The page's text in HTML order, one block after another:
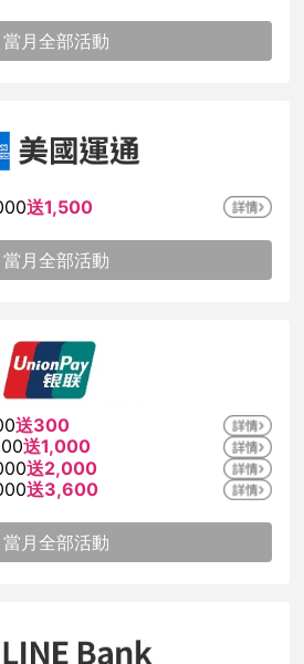
當月全部活動
送1,500
當月全部活動
送300
送1,000
送2,000
送3,600
當月全部活動